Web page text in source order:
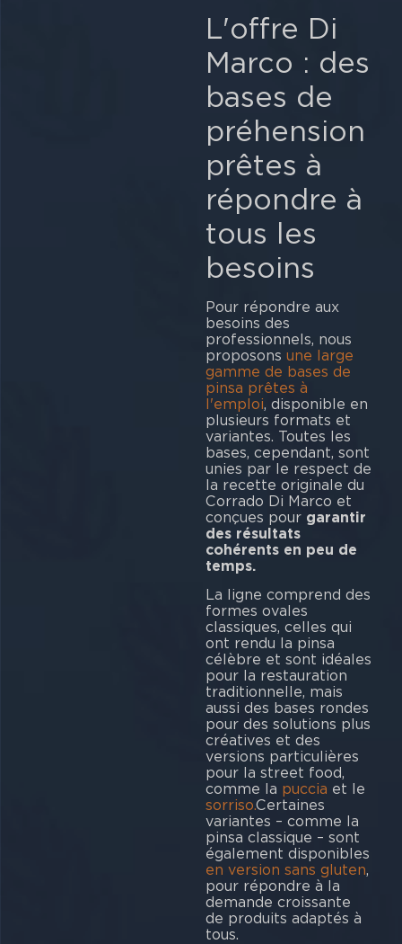
L'offre Di
Marco : des
bases de
préhension
prêtes à
répondre à
tous les
besoins
Pour répondre aux
besoins des
professionnels, nous
proposons une large
gamme de bases de
pinsa prêtes à
l'emploi, disponible en
plusieurs formats et
variantes. Toutes les
bases, cependant, sont
unies par le respect de
la recette originale du
Corrado Di Marco et
conçues pour garantir
des résultats
cohérents en peu de
temps.
La ligne comprend des
formes ovales
classiques, celles qui
ont rendu la pinsa
célèbre et sont idéales
pour la restauration
traditionnelle, mais
aussi des bases rondes
pour des solutions plus
créatives et des
versions particulières
pour la street food,
comme la puccia et le
sorriso.Certaines
variantes – comme la
pinsa classique – sont
également disponibles
en version sans gluten,
pour répondre à la
demande croissante
de produits adaptés à
tous.